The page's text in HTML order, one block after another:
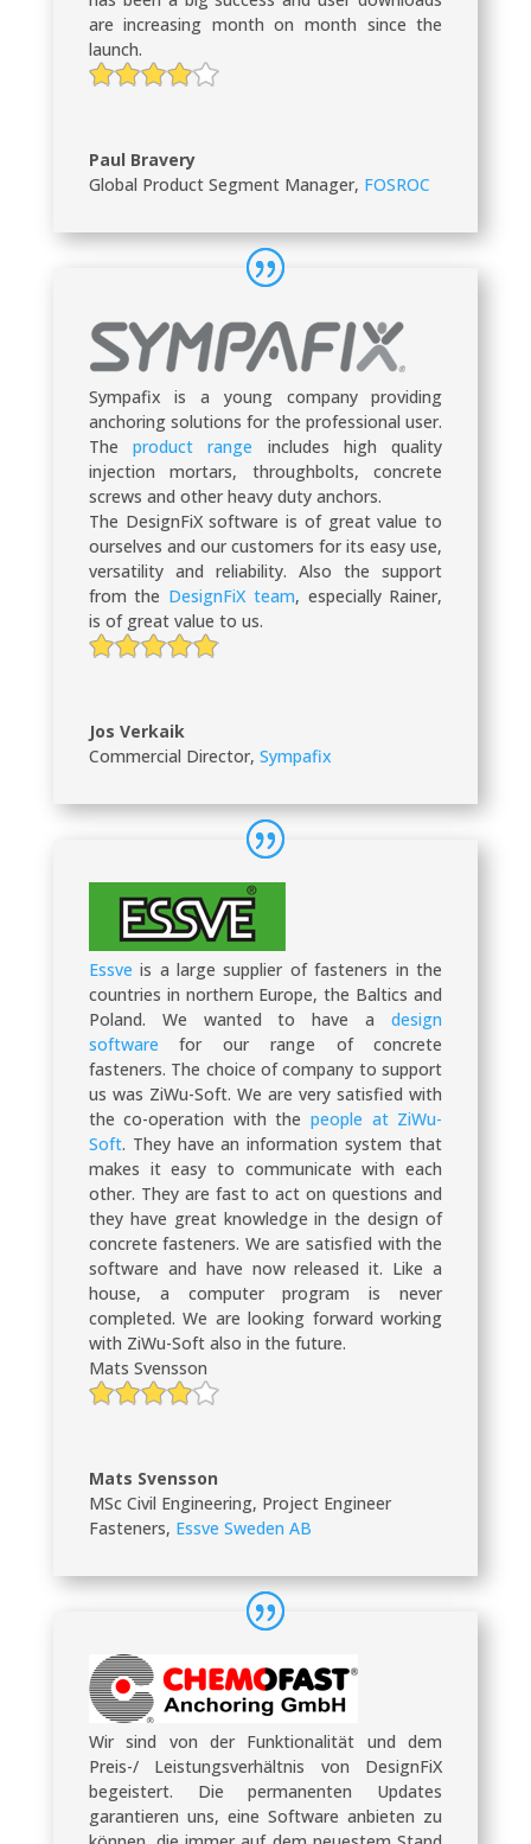
are increasing month on month since the
launch.
Paul Bravery
Global Product Segment Manager, FOSROC
Sympafix is a young company providing
anchoring solutions for the professional user.
Theproduct range includes high quality
injection mortars, throughbolts, concrete
screws and other heavy duty anchors.
The DesignFiX software is of great value to
ourselves and our customers for its easy use,
versatility and reliability. Also the support
from the DesignFiX team, especially Rainer,
is of great value to us.
Jos Verkaik
Commercial Director, Sympafix
Essve is a large supplier of fasteners in the
countries in northern Europe, the Baltics and
Poland. We wanted to have adesign
software for our range of concrete
fasteners. The choice of company to support
us was ZiWu-Soft. We are very satisfied with
the co-operation with thepeople at ZiWu-
Soft. They have an information system that
makes it easy to communicate with each
other. They are fast to act on questions and
they have great knowledge in the design of
concrete fasteners. We are satisfied with the
software and have now released it. Like a
house, a computer program is never
completed. We are looking forward working
with ZiWu-Soft also in the future.
Mats Svensson
Mats Svensson
MSc Civil Engineering, Project Engineer
Fasteners, Essve Sweden AB
Wir sind von der Funktionalität und dem
Preis-/ Leistungsverhältnis von DesignFiX
begeistert. Die permanenten Updates
garantieren uns, eine Software anbieten zu